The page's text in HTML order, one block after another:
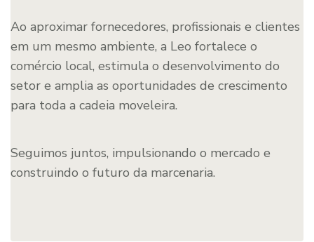
Ao aproximar fornecedores, profissionais e clientes
em um mesmo ambiente, a Leo fortalece o
comércio local, estimula o desenvolvimento do
setor e amplia as oportunidades de crescimento
para toda a cadeia moveleira.
Seguimos juntos, impulsionando o mercado e
construindo o futuro da marcenaria.